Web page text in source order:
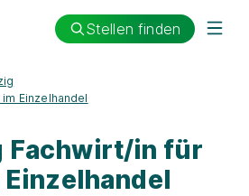
Stellen finden
Einzelhandel
Fachwirt/in für